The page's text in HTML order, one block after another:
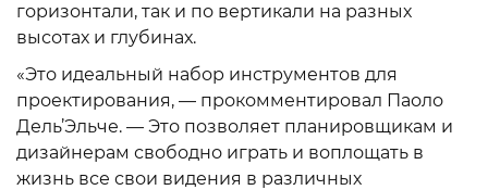
горизонтали, так и по вертикали на разных
высотах и глубинах.
«Это идеальный набор инструментов для
проектирования, — прокомментировал Паоло
Дель’Эльче. — Это позволяет планировщикам и
дизайнерам свободно играть и воплощать в
жизнь все свои видения в различных